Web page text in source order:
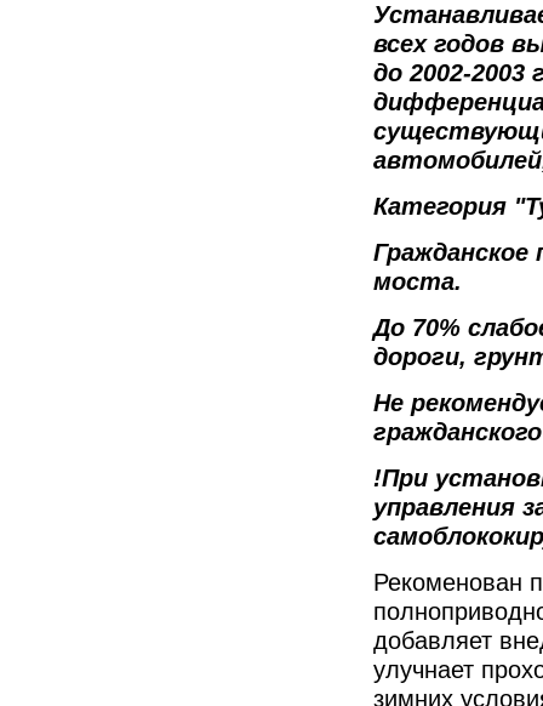
всех годов
до 2002-
Категория
Гражданское
моста.
До 70%
дороги,
Не
!При
управления
Рекоменован
добавляет
улучнает
зимних